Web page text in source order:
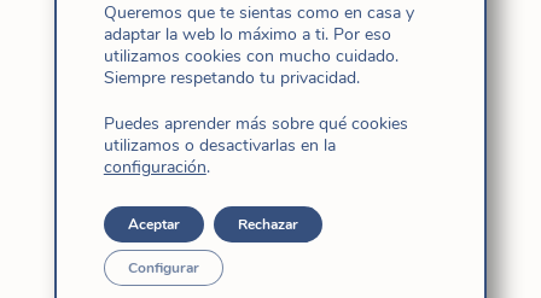
Sentirme Hija Amada es una de las mayores
gracia recibida es estos días. Estos días que
han sido de mucho dolor, desconcierto,
tristeza…por la muerte inesperada de mi
querido hermano y es justamente ahí donde
bondad de Dios se ha manifestado,
donde una vez más me mira fijamente y me
«Yo estoy Contigo».Y es cuando el dolor y
la angustia dan paso a ese amor profundo que
Queremos que te sientas como en casa y
adaptar la web lo máximo a ti. Por eso
utilizamos cookies con mucho cuidado.
Siempre respetando tu privacidad.
Puedes aprender más sobre qué cookies
utilizamos o desactivarlas en la
configuración.
Aceptar Rechazar
Configurar